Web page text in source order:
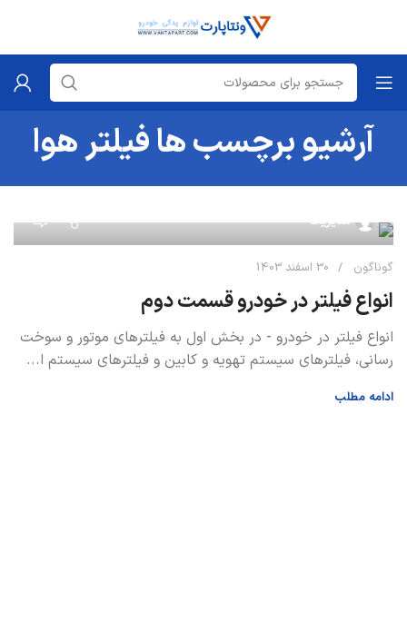
آرشیو برچسب ها فیلتر هوا
مدیریت
گوناگون 30 اسفند 1403
انواع فیلتر در خودرو قسمت دوم
انواع فیلتر در خودرو - در بخش اول به فیلترهای موتور و سوخت
رسانی، فیلترهای سیستم تهویه و کابین و فیلترهای سیستم ا...
ادامه مطلب